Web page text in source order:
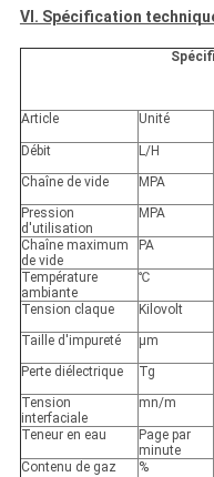
VI. Spécification
Article Unité
Débit
L/H
Chaîne de vide
MPA
Pression
d'utilisation
MPA
Chaîne maximum
de vide
PA
Température
ambiante
℃
Tension claque Kilovolt
Taille d'impureté
μm
Perte diélectrique
Tg
Tension
interfaciale
mn/m
Teneur en eau
Page par
minute
Contenu de gaz %